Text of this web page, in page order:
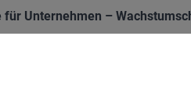
Unternehmen –